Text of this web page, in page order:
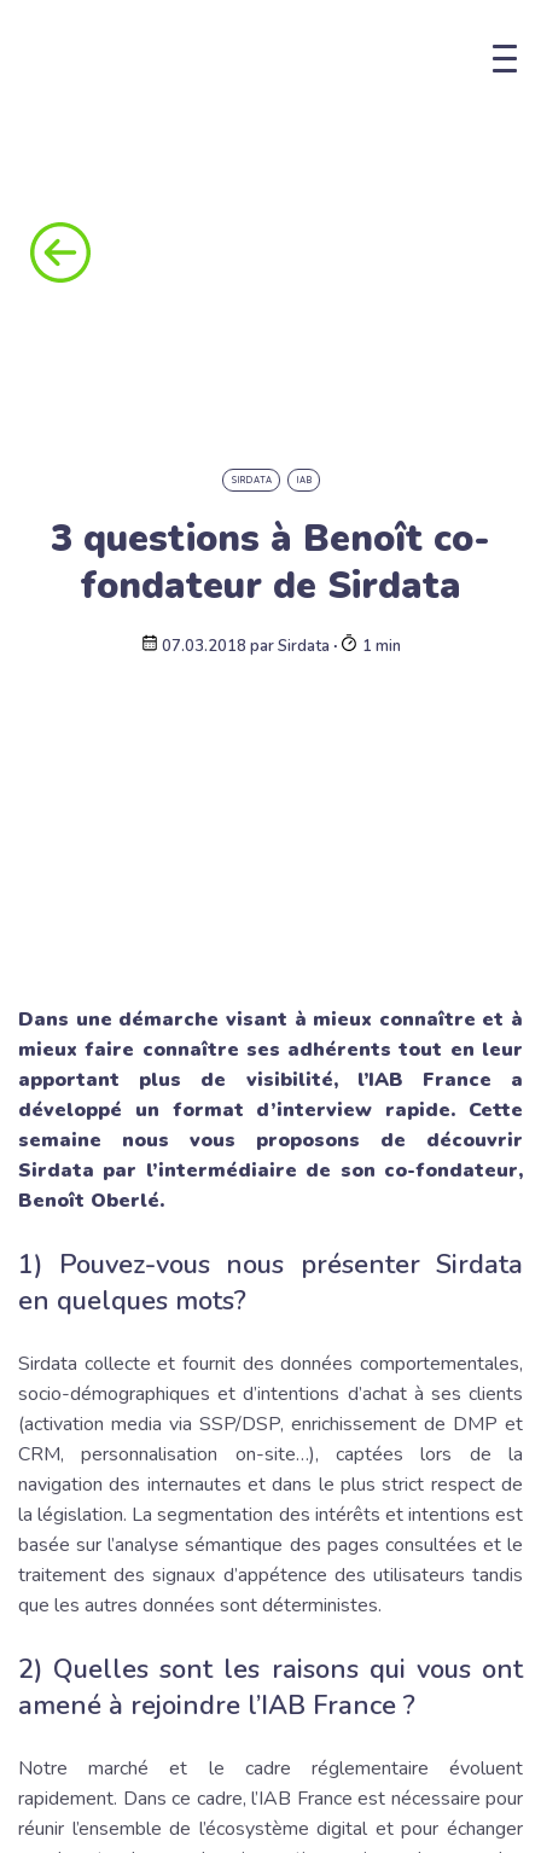
SIRDATA IAB
3 questions à Benoît co-
fondateur de Sirdata
07.03.2018 parSirdata ∙ 1 min
Dans une démarche visant à mieux connaître et à
mieux faire connaître ses adhérents tout en leur
apportant plus de visibilité, l’IAB France a
développé un format d’interview rapide. Cette
semaine nous vous proposons de découvrir
Sirdata par l’intermédiaire de son co-fondateur,
Benoît Oberlé.
1) Pouvez-vous nous présenter Sirdata
en quelques mots?
Sirdata collecte et fournit des données comportementales,
socio-démographiques et d’intentions d’achat à ses clients
(activation media via SSP/DSP, enrichissement de DMP et
CRM, personnalisation on-site…), captées lors de la
navigation des internautes et dans le plus strict respect de
la législation. La segmentation des intérêts et intentions est
basée sur l’analyse sémantique des pages consultées et le
traitement des signaux d’appétence des utilisateurs tandis
que les autres données sont déterministes.
2) Quelles sont les raisons qui vous ont
amené à rejoindre l’IAB France ?
Notre marché et le cadre réglementaire évoluent
rapidement. Dans ce cadre, l’IAB France est nécessaire pour
réunir l’ensemble de l’écosystème digital et pour échanger